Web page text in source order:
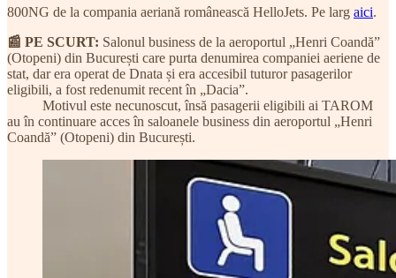
800NG de la compania aeriană românească HelloJets. Pe larg aici.
📰 PE SCURT: Salonul business de la aeroportul „Henri Coandă”
(Otopeni) din București care purta denumirea companiei aeriene de
stat, dar era operat de Dnata și era accesibil tuturor pasagerilor
eligibili, a fost redenumit recent în „Dacia”.
Motivul este necunoscut, însă pasagerii eligibili ai TAROM
au în continuare acces în saloanele business din aeroportul „Henri
Coandă” (Otopeni) din București.